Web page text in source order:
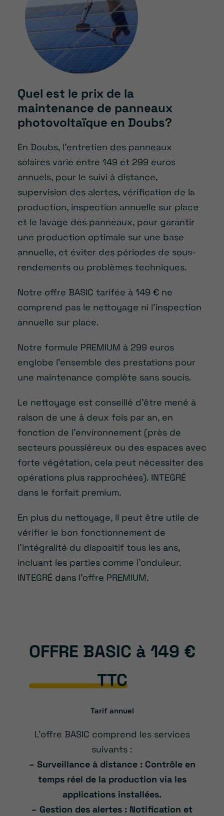
Quel est le prix de la
maintenance de panneaux
photovoltaïque en Doubs?
En Doubs, l’entretien des panneaux
solaires varie entre 149 et 299 euros
annuels, pour le suivi à distance,
supervision des alertes, vérification de la
production, inspection annuelle sur place
et le lavage des panneaux, pour garantir
une production optimale sur une base
annuelle, et éviter des périodes de sous-
rendements ou problèmes techniques.
Notre offre BASIC tarifée à 149 € ne
comprend pas le nettoyage ni l’inspection
annuelle sur place.
Notre formule PREMIUM à 299 euros
englobe l’ensemble des prestations pour
une maintenance complète sans soucis.
Le nettoyage est conseillé d’être mené à
raison de une à deux fois par an, en
fonction de l’environnement (près de
secteurs poussiéreux ou des espaces avec
forte végétation, cela peut nécessiter des
opérations plus rapprochées). INTEGRÉ
dans le forfait premium.
En plus du nettoyage, il peut être utile de
vérifier le bon fonctionnement de
l’intégralité du dispositif tous les ans,
incluant les parties comme l’onduleur.
INTEGRÉ dans l’offre PREMIUM.
OFFRE BASIC à 149 €
TTC
Tarif annuel
L’offre BASIC comprend les services
suivants :
– Surveillance à distance : Contrôle en
temps réel de la production via les
applications installées.
– Gestion des alertes : Notification et